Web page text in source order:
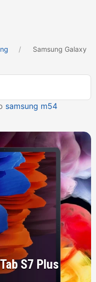
Samsung Galaxy
samsung m54
S7 Plus